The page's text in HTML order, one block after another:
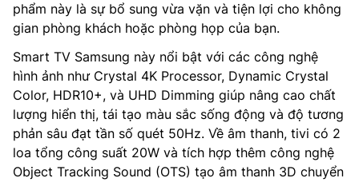
phẩm này là sự bổ sung vừa vặn và tiện lợi cho không
gian phòng khách hoặc phòng họp của bạn.
Smart TV Samsung này nổi bật với các công nghệ
hình ảnh như Crystal 4K Processor, Dynamic Crystal
Color, HDR10+, và UHD Dimming giúp nâng cao chất
lượng hiển thị, tái tạo màu sắc sống động và độ tương
phản sâu đạt tần số quét 50Hz. Về âm thanh, tivi có 2
loa tổng công suất 20W và tích hợp thêm công nghệ
Object Tracking Sound (OTS) tạo âm thanh 3D chuyển